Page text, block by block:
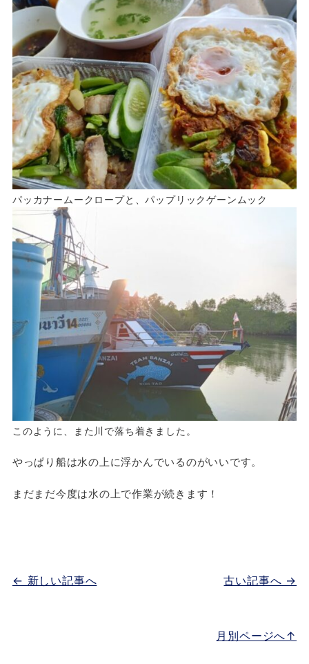
パッカナームークロープと、パップリックゲーンムック
このように、また川で落ち着きました。
やっぱり船は水の上に浮かんでいるのがいいです。
まだまだ今度は水の上で作業が続きます！
古い記事へ →
← 新しい記事へ
月別ページへ↑